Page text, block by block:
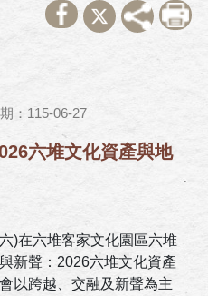
：115-06-27
六堆文化資產與地
)在六堆客家文化園區六堆
新聲：2026六堆文化資產
以跨越、交融及新聲為主